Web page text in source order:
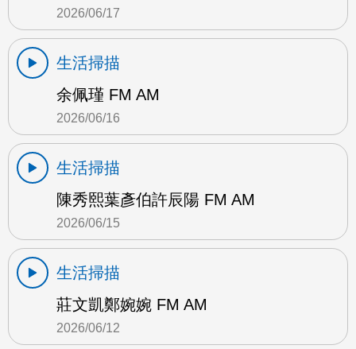
2026/06/17
生活掃描
余佩瑾 FM AM
2026/06/16
生活掃描
陳秀熙葉彥伯許辰陽 FM AM
2026/06/15
生活掃描
莊文凱鄭婉婉 FM AM
2026/06/12